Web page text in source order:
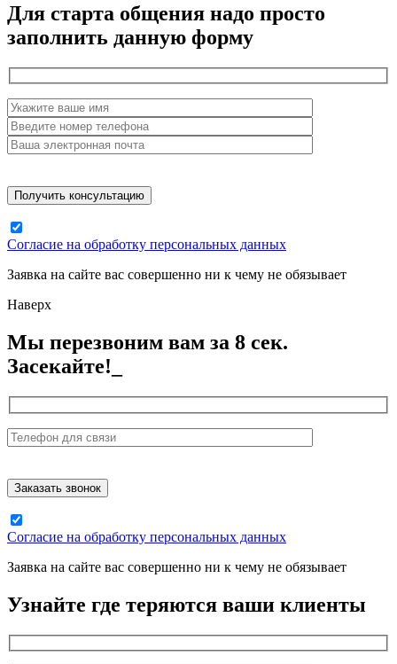
Для старта общения надо просто
заполнить данную форму
Согласие на обработку персональных данных
Заявка на сайте вас совершенно ни к чему не обязывает
Наверх
Мы перезвоним вам за 8 сек.
Засекайте!_
Согласие на обработку персональных данных
Заявка на сайте вас совершенно ни к чему не обязывает
Узнайте где теряются ваши клиенты